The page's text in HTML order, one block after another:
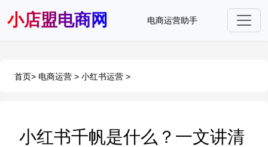
小店盟电商网 电商运营助手
首页> 电商运营 > 小红书运营 >
小红书千帆是什么？一文讲清